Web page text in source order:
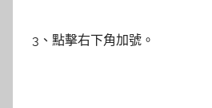
3、點擊右下角加號。